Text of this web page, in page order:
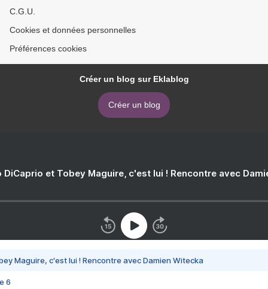
C.G.U.
Cookies et données personnelles
Préférences cookies
Créer un blog sur Eklablog
Créer un blog
DiCaprio et Tobey Maguire, c'est lui ! Rencontre avec
Maguire, c'est lui ! Rencontre avec Damien Witecka
6